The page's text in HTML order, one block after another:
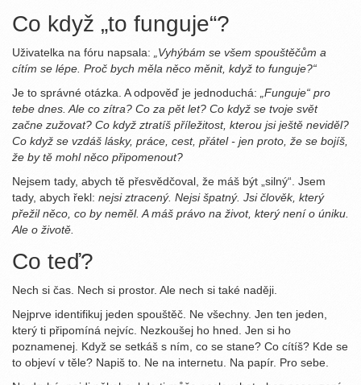
Co když „to funguje“?
Uživatelka na fóru napsala: „Vyhýbám se všem spouštěčům a
cítím se lépe. Proč bych měla něco měnit, když to funguje?“
Je to správné otázka. A odpověď je jednoduchá: „Funguje“ pro
tebe dnes. Ale co zítra? Co za pět let? Co když se tvoje svět
začne zužovat? Co když ztratíš příležitost, kterou jsi ještě neviděl?
Co když se vzdáš lásky, práce, cest, přátel - jen proto, že se bojíš,
že by tě mohl něco připomenout?
Nejsem tady, abych tě přesvědčoval, že máš být „silný“. Jsem
tady, abych řekl: nejsi ztracený. Nejsi špatný. Jsi člověk, který
přežil něco, co by neměl. A máš právo na život, který není o úniku.
Ale o životě.
Co teď?
Nech si čas. Nech si prostor. Ale nech si také naději.
Nejprve identifikuj jeden spouštěč. Ne všechny. Jen ten jeden,
který ti připomíná nejvíc. Nezkoušej ho hned. Jen si ho
poznamenej. Když se setkáš s ním, co se stane? Co cítíš? Kde se
to objeví v těle? Napiš to. Ne na internetu. Na papír. Pro sebe.